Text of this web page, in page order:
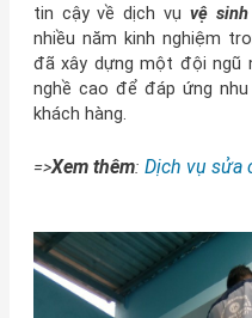
tin cậy về dịch vụ vệ
nhiều năm kinh nghiệm
đã xây dựng một đội ngũ
nghề cao để đáp ứng
khách hàng.
=>Xem thêm: Dịch vụ sửa